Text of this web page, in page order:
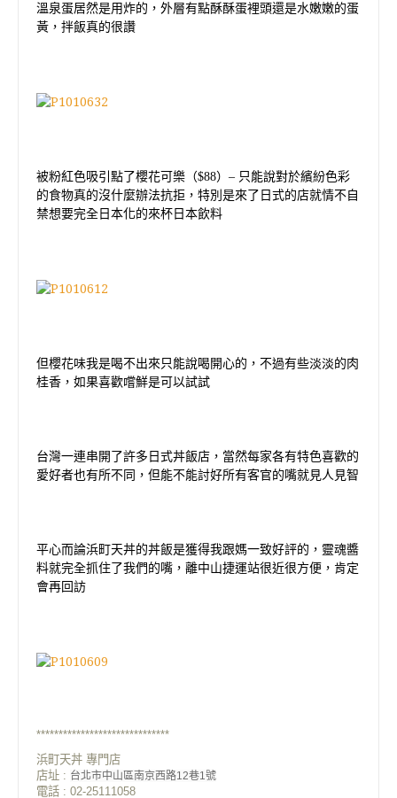
溫泉蛋居然是用炸的，外層有點酥酥蛋裡頭還是水嫩嫩的蛋
黃，拌飯真的很讚
被粉紅色吸引點了櫻花可樂（$88） – 只能說對於繽紛色彩
的食物真的沒什麼辦法抗拒，特別是來了日式的店就情不自
禁想要完全日本化的來杯日本飲料
但櫻花味我是喝不出來只能說喝開心的，不過有些淡淡的肉
桂香，如果喜歡嚐鮮是可以試試
台灣一連串開了許多日式丼飯店，當然每家各有特色喜歡的
愛好者也有所不同，但能不能討好所有客官的嘴就見人見智
平心而論浜町天丼的丼飯是獲得我跟媽一致好評的，靈魂醬
料就完全抓住了我們的嘴，離中山捷運站很近很方便，肯定
會再回訪
******************************
浜町天丼 專門店
店址 : 台北市中山區南京西路12巷1號
電話 : 02-25111058